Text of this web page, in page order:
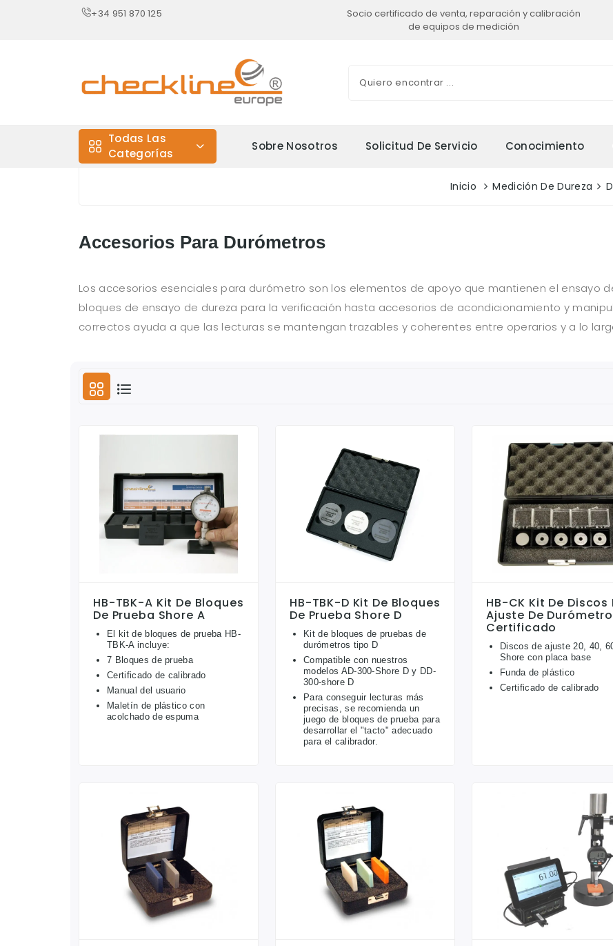
+34 951 870 125
Socio certificado de venta, reparación y calibración
de equipos de medición
Todas Las
Categorías
Sobre Nosotros Solicitud De Servicio Conocimiento
Inicio Medición De Dureza
Accesorios Para Durómetros
Los accesorios esenciales para durómetro son los elementos de apoyo que mantienen el ensayo
bloques de ensayo de dureza para la verificación hasta accesorios de acondicionamiento y
correctos ayuda a que las lecturas se mantengan trazables y coherentes entre operarios y a lo
HB-TBK-A Kit De Bloques
De Prueba Shore A
El kit de bloques de prueba HB-
TBK-A incluye:
7 Bloques de prueba
Certificado de calibrado
Manual del usuario
Maletín de plástico con
acolchado de espuma
HB-TBK-D Kit De Bloques
De Prueba Shore D
Kit de bloques de pruebas de
durómetros tipo D
Compatible con nuestros
modelos AD-300-Shore D y DD-
300-shore D
Para conseguir lecturas más
precisas, se recomienda un
juego de bloques de prueba para
desarrollar el "tacto" adecuado
para el calibrador.
HB-CK Kit De Discos
Ajuste De Durómetro
Certificado
Discos de ajuste 20, 40,
Shore con placa base
Funda de plástico
Certificado de calibrado